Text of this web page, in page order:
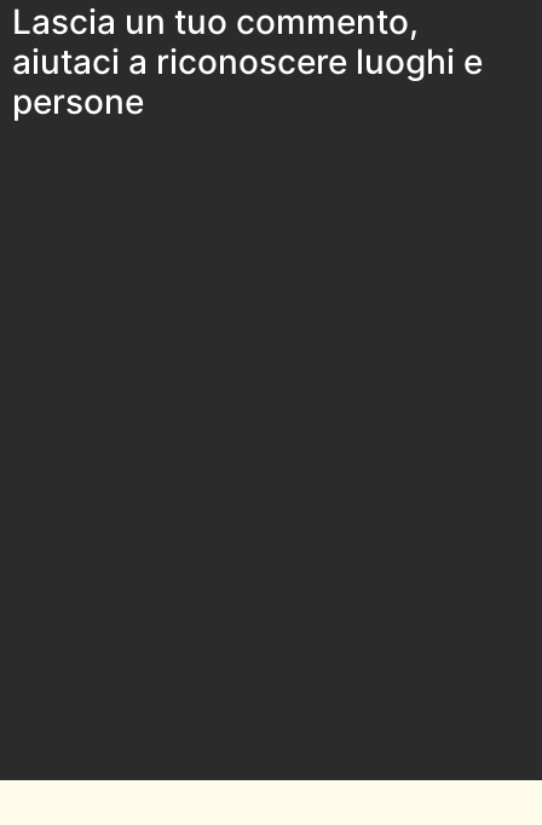
Lascia un tuo commento,
aiutaci a riconoscere luoghi e
persone